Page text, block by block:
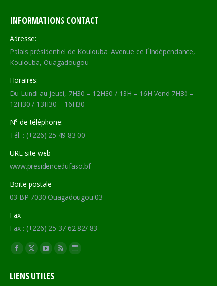
INFORMATIONS CONTACT
Adresse:
Palais présidentiel de Koulouba. Avenue de l´Indépendance,
Koulouba, Ouagadougou
Horaires:
Du Lundi au jeudi, 7H30 – 12H30 / 13H – 16H Vend 7H30 –
12H30 / 13H30 – 16H30
N° de téléphone:
Tél. : (+226) 25 49 83 00
URL site web
www.presidencedufaso.bf
Boite postale
03 BP 7030 Ouagadougou 03
Fax
Fax : (+226) 25 37 62 82/ 83
Trouvez nous sur :
Facebook
opens
X
opens
YouTube
opens
RSS Site
LIENS UTILES